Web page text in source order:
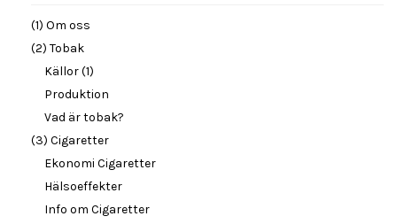
(1) Om oss
(2) Tobak
Källor (1)
Produktion
Vad är tobak?
(3) Cigaretter
Ekonomi Cigaretter
Hälsoeffekter
Info om Cigaretter